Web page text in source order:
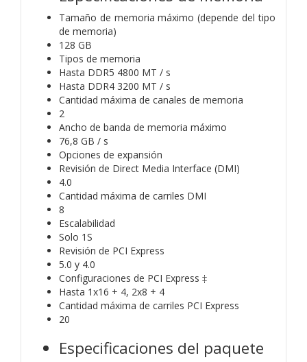
Tamaño de memoria máximo (depende del tipo
de memoria)
128 GB
Tipos de memoria
Hasta DDR5 4800 MT / s
Hasta DDR4 3200 MT / s
Cantidad máxima de canales de memoria
2
Ancho de banda de memoria máximo
76,8 GB / s
Opciones de expansión
Revisión de Direct Media Interface (DMI)
4.0
Cantidad máxima de carriles DMI
8
Escalabilidad
Solo 1S
Revisión de PCI Express
5.0 y 4.0
Configuraciones de PCI Express ‡
Hasta 1x16 + 4, 2x8 + 4
Cantidad máxima de carriles PCI Express
20
Especificaciones del paquete